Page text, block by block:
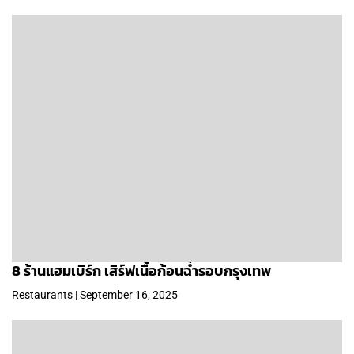
8 ร้านแฮมเบิร์ก เสิร์ฟเนื้อก้อนฉ่ำรอบกรุงเทพ
Restaurants | September 16, 2025